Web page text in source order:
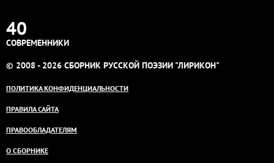
40
СОВРЕМЕННИКИ
© 2008 - 2026 СБОРНИК РУССКОЙ ПОЭЗИИ "ЛИРИКОН"
ПОЛИТИКА КОНФИДЕНЦИАЛЬНОСТИ
ПРАВИЛА САЙТА
ПРАВООБЛАДАТЕЛЯМ
О СБОРНИКЕ